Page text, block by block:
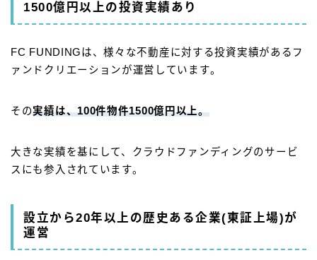
1500億円以上の投資実績あり
FC FUNDINGは、様々な不動産に対する投資実績があるフ
ァンドクリエーションが運営しています。
その実績は、100件物件1500億円以上。
大きな実績を基にして、クラウドファンディングのサービ
スにも参入されています。
設立から20年以上の歴史ある企業(東証上場)が
運営